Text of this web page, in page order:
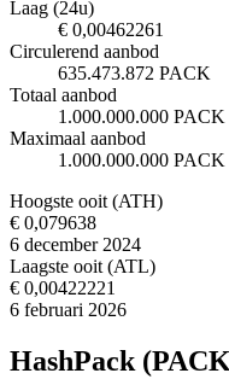
Laag (24u)
€ 0,00462261
Circulerend aanbod
635.473.872 PACK
Totaal aanbod
1.000.000.000 PACK
Maximaal aanbod
1.000.000.000 PACK
Hoogste ooit (ATH)
€ 0,079638
6 december 2024
Laagste ooit (ATL)
€ 0,00422221
6 februari 2026
HashPack